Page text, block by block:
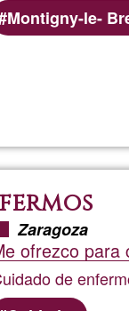
Montigny-le-
Zaragoza
ofrezco para
de